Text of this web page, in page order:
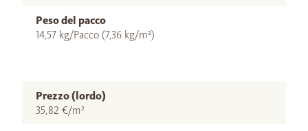
Peso del pacco
14,57 kg/Pacco (7,36 kg/m²)
Prezzo (lordo)
35,82 €/m²